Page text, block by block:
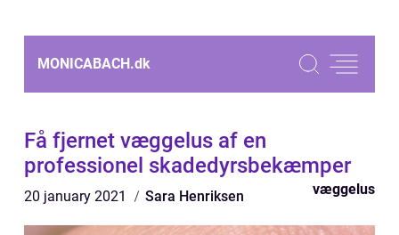
MONICABACH.dk
Få fjernet væggelus af en
professionel skadedyrsbekæmper
20 january 2021 Sara Henriksen væggelus